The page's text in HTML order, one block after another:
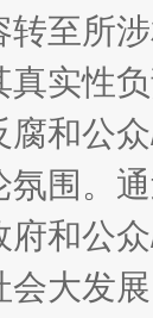
转至所
实性负
腐和公
氛围。
府和公
会大发